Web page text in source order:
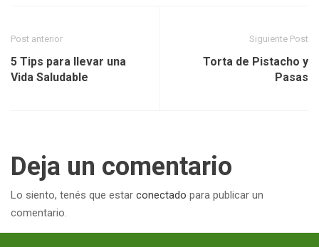
Post anterior
5 Tips para llevar una
Vida Saludable
Siguiente Post
Torta de Pistacho y
Pasas
Deja un comentario
Lo siento, tenés que estar conectado para publicar un
comentario.